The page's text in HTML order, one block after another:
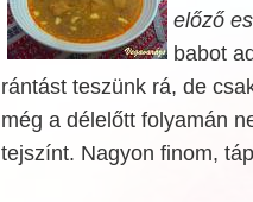
előző
babot
rántást teszünk rá, de
még a délelőtt folyamán
tejszínt. Nagyon finom,